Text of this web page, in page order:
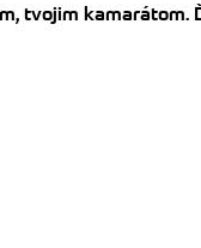
tvojim kamarátom.